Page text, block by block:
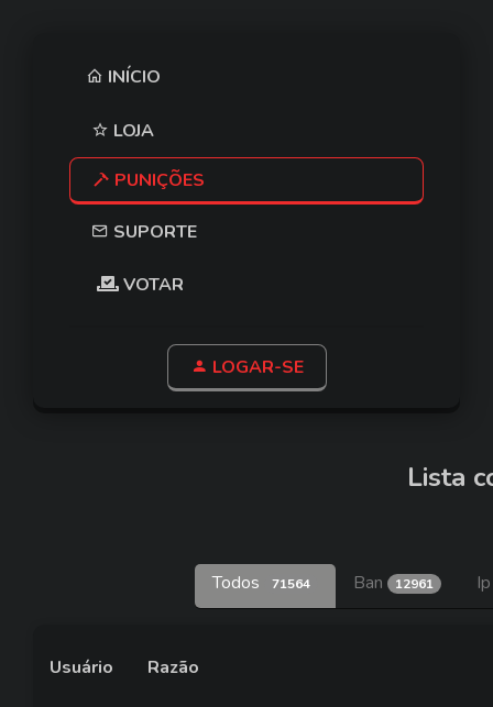
INÍCIO
LOJA
PUNIÇÕES
SUPORTE
VOTAR
LOGAR-SE
Lista
Todos 71564 Ban 12961
Usuário Razão